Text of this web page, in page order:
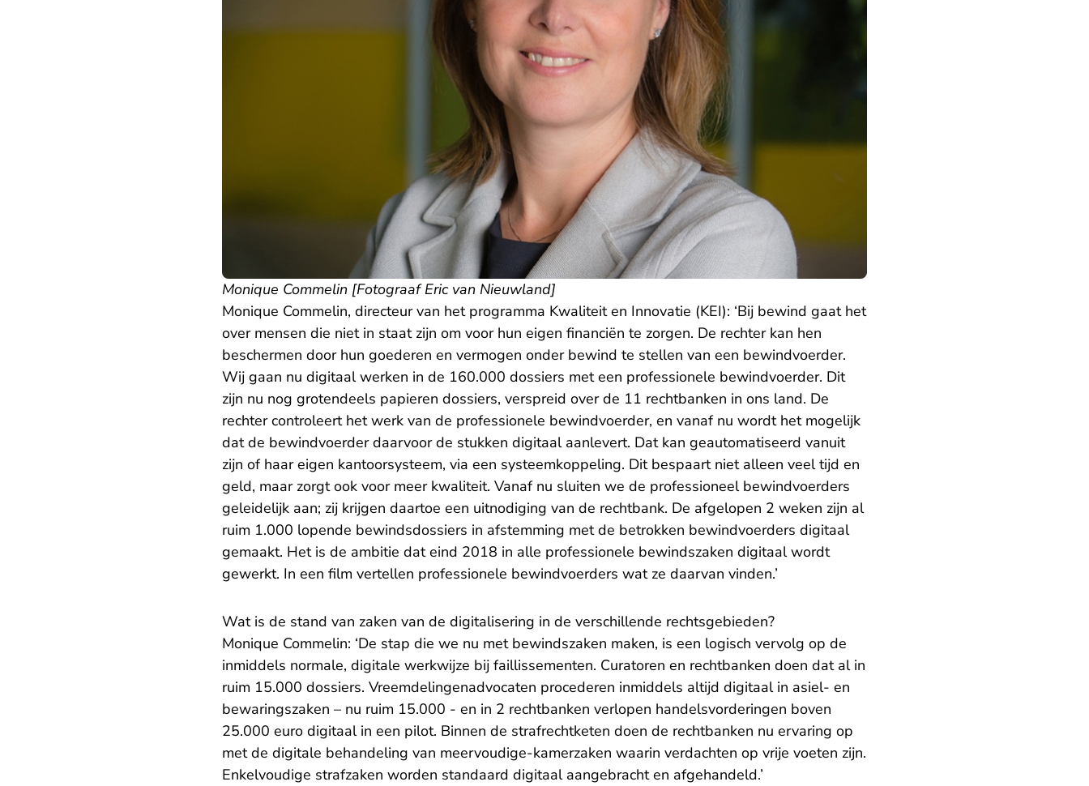
Monique Commelin [Fotograaf Eric van Nieuwland]
Monique Commelin, directeur van het programma Kwaliteit en Innovatie (KEI): ‘Bij bewind gaat het
over mensen die niet in staat zijn om voor hun eigen financiën te zorgen. De rechter kan hen
beschermen door hun goederen en vermogen onder bewind te stellen van een bewindvoerder.
Wij gaan nu digitaal werken in de 160.000 dossiers met een professionele bewindvoerder. Dit
zijn nu nog grotendeels papieren dossiers, verspreid over de 11 rechtbanken in ons land. De
rechter controleert het werk van de professionele bewindvoerder, en vanaf nu wordt het mogelijk
dat de bewindvoerder daarvoor de stukken digitaal aanlevert. Dat kan geautomatiseerd vanuit
zijn of haar eigen kantoorsysteem, via een systeemkoppeling. Dit bespaart niet alleen veel tijd en
geld, maar zorgt ook voor meer kwaliteit. Vanaf nu sluiten we de professioneel bewindvoerders
geleidelijk aan; zij krijgen daartoe een uitnodiging van de rechtbank. De afgelopen 2 weken zijn al
ruim 1.000 lopende bewindsdossiers in afstemming met de betrokken bewindvoerders digitaal
gemaakt. Het is de ambitie dat eind 2018 in alle professionele bewindszaken digitaal wordt
gewerkt. In een film vertellen professionele bewindvoerders wat ze daarvan vinden.’
Wat is de stand van zaken van de digitalisering in de verschillende rechtsgebieden?
Monique Commelin: ‘De stap die we nu met bewindszaken maken, is een logisch vervolg op de
inmiddels normale, digitale werkwijze bij faillissementen. Curatoren en rechtbanken doen dat al in
ruim 15.000 dossiers. Vreemdelingenadvocaten procederen inmiddels altijd digitaal in asiel- en
bewaringszaken – nu ruim 15.000 - en in 2 rechtbanken verlopen handelsvorderingen boven
25.000 euro digitaal in een pilot. Binnen de strafrechtketen doen de rechtbanken nu ervaring op
met de digitale behandeling van meervoudige-kamerzaken waarin verdachten op vrije voeten zijn.
Enkelvoudige strafzaken worden standaard digitaal aangebracht en afgehandeld.’